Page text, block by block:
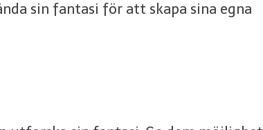
sin fantasi för att skapa sina egna